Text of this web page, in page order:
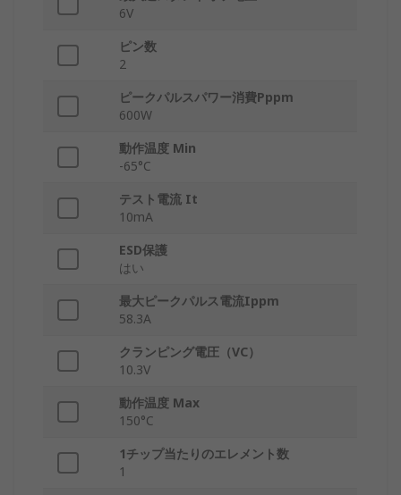
6V
ピン数
2
ピークパルスパワー消費Pppm
600W
動作温度 Min
-65°C
テスト電流 It
10mA
ESD保護
はい
最大ピークパルス電流Ippm
58.3A
クランピング電圧（VC）
10.3V
動作温度 Max
150°C
1チップ当たりのエレメント数
1